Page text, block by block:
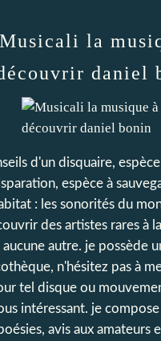
Musicali la
daniel
d'un disquaire,
espèce à
: les sonorités du
des artistes rares à
aucune autre. je possède
n'hésitez pas à
tel disque ou
intéressant. je compose
avis aux amateurs